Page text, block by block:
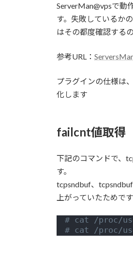
新
日
時
:
ServerMan@vpsで動
す。失敗しているか
はその都度確認する
参考URL：
プラグインの仕様は、
化します
failcnt値取得
下記のコマンドで、
す。
tcpsndbuf、
上がっていたためです
# cat /proc/
# cat /proc/